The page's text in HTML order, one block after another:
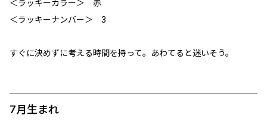
＜ラッキーカラー＞ 赤
＜ラッキーナンバー＞ 3
すぐに決めずに考える時間を持って。あわてると迷いそう。
7月生まれ